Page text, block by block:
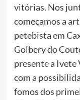
vitórias. Nos
começamos a
petebista em
Golbery do
presente a Ivete
com a
fomos dos